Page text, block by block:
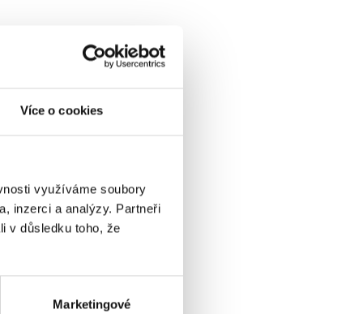
Více o cookies
využíváme soubory
inzerci a analýzy. Partneři
v důsledku toho, že
Marketingové